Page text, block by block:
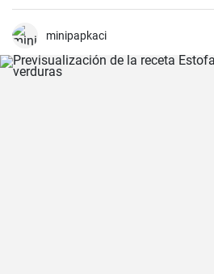
bechamel auténtico.
minipapkaci